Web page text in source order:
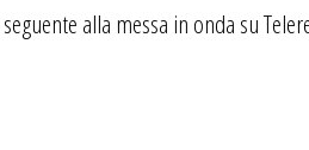
alla messa in onda su